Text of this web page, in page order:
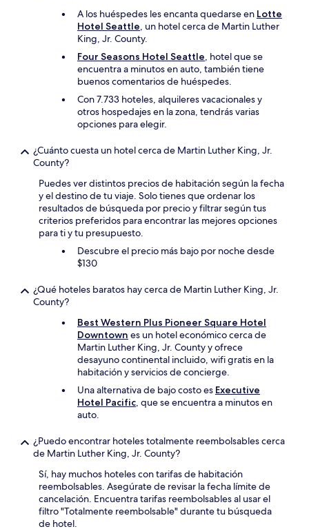
A los huéspedes les encanta quedarse en Lotte
Hotel Seattle, un hotel cerca de Martin Luther
King, Jr. County.
Four Seasons Hotel Seattle, hotel que se
encuentra a minutos en auto, también tiene
buenos comentarios de huéspedes.
Con 7.733 hoteles, alquileres vacacionales y
otros hospedajes en la zona, tendrás varias
opciones para elegir.
¿Cuánto cuesta un hotel cerca de Martin Luther King, Jr.
County?
Puedes ver distintos precios de habitación según la fecha
y el destino de tu viaje. Solo tienes que ordenar los
resultados de búsqueda por precio y filtrar según tus
criterios preferidos para encontrar las mejores opciones
para ti y tu presupuesto.
Descubre el precio más bajo por noche desde
$130
¿Qué hoteles baratos hay cerca de Martin Luther King, Jr.
County?
Best Western Plus Pioneer Square Hotel
Downtown es un hotel económico cerca de
Martin Luther King, Jr. County y ofrece
desayuno continental incluido, wifi gratis en la
habitación y servicios de concierge.
Una alternativa de bajo costo es Executive
Hotel Pacific, que se encuentra a minutos en
auto.
¿Puedo encontrar hoteles totalmente reembolsables cerca
de Martin Luther King, Jr. County?
Sí, hay muchos hoteles con tarifas de habitación
reembolsables. Asegúrate de revisar la fecha límite de
cancelación. Encuentra tarifas reembolsables al usar el
filtro "Totalmente reembolsable" durante tu búsqueda
de hotel.